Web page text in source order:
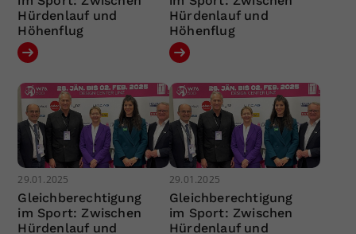
Hürdenlauf und
Höhenflug
Hürdenlauf und
Höhenflug
29.01.2025
Gleichberechtigung
im Sport: Zwischen
Hürdenlauf und
29.01.2025
Gleichberechtigung
im Sport: Zwischen
Hürdenlauf und